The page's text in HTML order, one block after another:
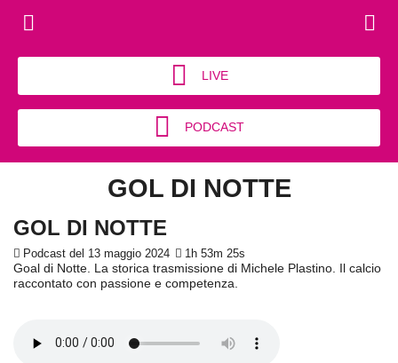
LIVE
PODCAST
GOL DI NOTTE
GOL DI NOTTE
Podcast del 13 maggio 2024 1h 53m 25s
Goal di Notte. La storica trasmissione di Michele Plastino. Il calcio
raccontato con passione e competenza.